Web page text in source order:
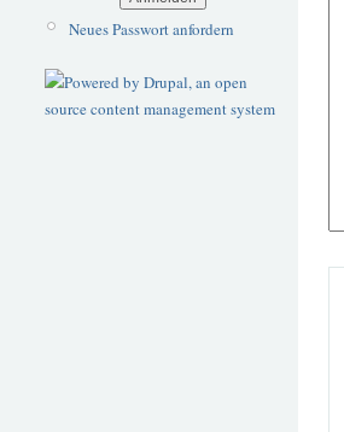
Neues Passwort anfordern